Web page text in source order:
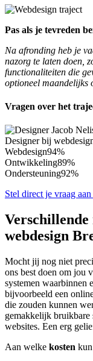
Pas als je tevreden
Na afronding heb je
nazorg te laten doen,
functionaliteiten die
optioneel maandelijks
Vragen over het
Designer bij
Webdesign94%
Ontwikkeling89%
Ondersteuning92%
Stel direct je vraag aan
webdesign
Mocht jij nog niet
ons best doen om jou
systemen waarbinnen
bijvoorbeeld een
die zouden kunnen
gemakkelijk bruikbare
websites. Een erg
Aan welke kosten